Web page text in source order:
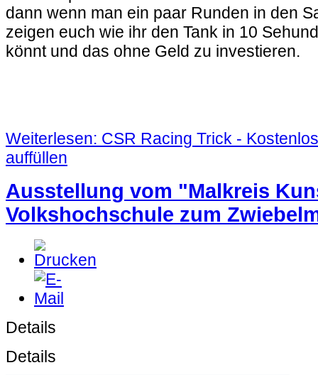
dann wenn man ein paar Runden in den
zeigen euch wie ihr den Tank in 10
könnt und das ohne Geld zu investieren.
Weiterlesen: CSR Racing Trick -
auffüllen
Ausstellung vom "Malkreis
Volkshochschule zum
Details
Details